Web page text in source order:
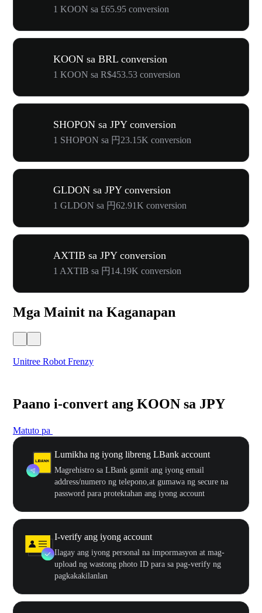
1 KOON sa £65.95 conversion
KOON sa BRL conversion
1 KOON sa R$453.53 conversion
SHOPON sa JPY conversion
1 SHOPON sa 円23.15K conversion
GLDON sa JPY conversion
1 GLDON sa 円62.91K conversion
AXTIB sa JPY conversion
1 AXTIB sa 円14.19K conversion
Mga Mainit na Kaganapan
Unitree Robot Frenzy
Paano i-convert ang KOON sa JPY
Matuto pa
Lumikha ng iyong libreng LBank account
Magrehistro sa LBank gamit ang iyong email
address/numero ng telepono,at gumawa ng secure na
password para protektahan ang iyong account
I-verify ang iyong account
Ilagay ang iyong personal na impormasyon at mag-
upload ng wastong photo ID para sa pag-verify ng
pagkakakilanlan